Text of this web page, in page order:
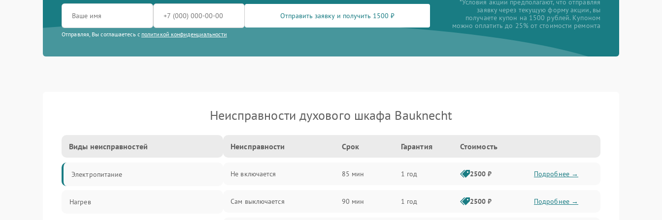
Отправить заявку и получить 1500 ₽
Отправляя, Вы соглашаетесь с политикой конфиденциальности
*Условия акции предполагают, что отправляя
заявку через текущую форму акции, вы
получаете купон на 1500 рублей. Купоном
можно оплатить до 25% от стоимости ремонта
Неисправности духового шкафа Bauknecht
Виды неисправностей
Электропитание
Нагрев
Неисправности Срок Гарантия Стоимость
Не включается 85 мин 1 год 2500 ₽ Подробнее →
Сам выключается 90 мин 1 год 2500 ₽ Подробнее →